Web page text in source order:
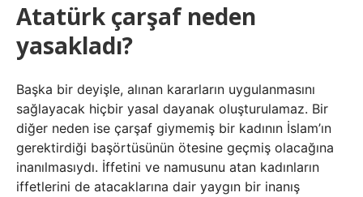
Atatürk çarşaf neden
yasakladı?
Başka bir deyişle, alınan kararların uygulanmasını
sağlayacak hiçbir yasal dayanak oluşturulamaz. Bir
diğer neden ise çarşaf giymemiş bir kadının İslam’ın
gerektirdiği başörtüsünün ötesine geçmiş olacağına
inanılmasıydı. İffetini ve namusunu atan kadınların
iffetlerini de atacaklarına dair yaygın bir inanış